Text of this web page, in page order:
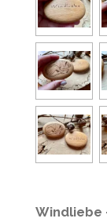
Windliebe